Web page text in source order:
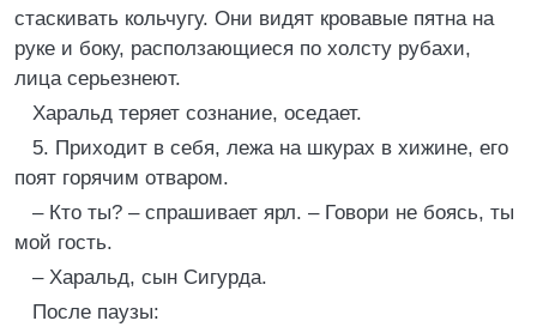
стаскивать кольчугу. Они видят кровавые пятна на
руке и боку, расползающиеся по холсту рубахи,
лица серьезнеют.
Харальд теряет сознание, оседает.
5. Приходит в себя, лежа на шкурах в хижине, его
поят горячим отваром.
– Кто ты? – спрашивает ярл. – Говори не боясь, ты
мой гость.
– Харальд, сын Сигурда.
После паузы: